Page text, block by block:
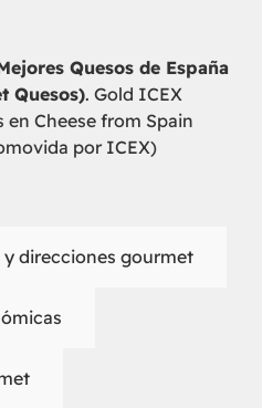
Quesos de España
Quesos). Gold ICEX
Cheese from Spain
por ICEX)
y direcciones gourmet